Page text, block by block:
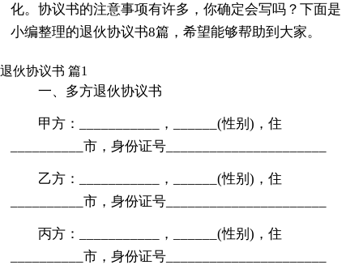
化。协议书的注意事项有许多，你确定会写吗？下面是
小编整理的退伙协议书8篇，希望能够帮助到大家。
退伙协议书 篇1
一、多方退伙协议书
甲方：___________，______(性别)，住
__________市，身份证号______________________
乙方：___________，______(性别)，住
__________市，身份证号______________________
丙方：___________，______(性别)，住
__________市，身份证号______________________